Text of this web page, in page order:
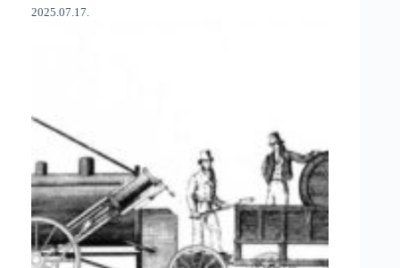
2025.07.17.